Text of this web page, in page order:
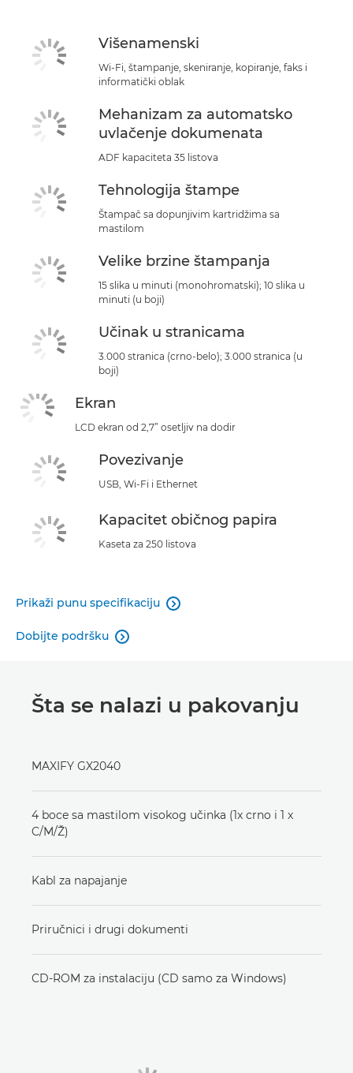
Višenamenski
Wi-Fi, štampanje, skeniranje, kopiranje, faks i
informatički oblak
Mehanizam za automatsko
uvlačenje dokumenata
ADF kapaciteta 35 listova
Tehnologija štampe
Štampač sa dopunjivim kartridžima sa
mastilom
Velike brzine štampanja
15 slika u minuti (monohromatski); 10 slika u
minuti (u boji)
Učinak u stranicama
3.000 stranica (crno-belo); 3.000 stranica (u
boji)
Ekran
LCD ekran od 2,7” osetljiv na dodir
Povezivanje
USB, Wi-Fi i Ethernet
Kapacitet običnog papira
Kaseta za 250 listova
Prikaži punu specifikaciju 
Dobijte podršku 
Šta se nalazi u pakovanju
MAXIFY GX2040
4 boce sa mastilom visokog učinka (1x crno i 1 x
C/M/Ž)
Kabl za napajanje
Priručnici i drugi dokumenti
CD-ROM za instalaciju (CD samo za Windows)